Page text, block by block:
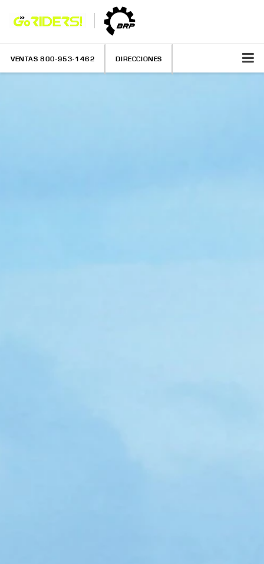
VENTAS 800-953-1462 DIRECCIONES